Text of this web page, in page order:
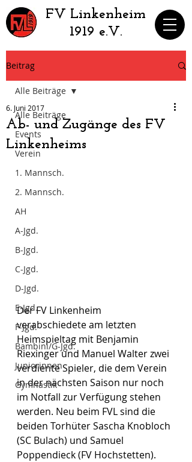
​FV Linkenheim
1919 e.V.
Beitrag
Alle Beiträge
Events
Verein
1. Mannsch.
2. Mannsch.
AH
A-Jgd.
B-Jgd.
C-Jgd.
D-Jgd.
E-Jgd.
F-Jgd.
Bambini/G-Jgd.
Juniorinnen
Gymnastik
Alle Beiträge
Ab- und Zugänge des FV
Linkenheims
6. Juni 2017
Der FV Linkenheim
verabschiedete am letzten
Heimspieltag mit Benjamin
Riexinger und Manuel Walter zwei
verdiente Spieler, die dem Verein
in der nächsten Saison nur noch
im Notfall zur Verfügung stehen
werden. Neu beim FVL sind die
beiden Torhüter Sascha Knobloch
(SC Bulach) und Samuel
Poppendieck (FV Hochstetten).